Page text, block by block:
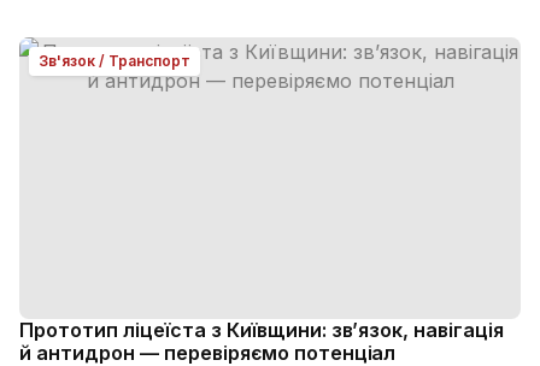
Зв'язок / Транспорт
Прототип ліцеїста з Київщини: зв’язок, навігація
й антидрон — перевіряємо потенціал